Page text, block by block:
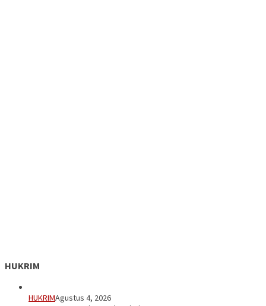
HUKRIM
HUKRIMAgustus 4, 2026